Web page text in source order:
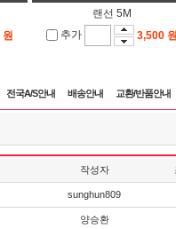
랜선 5M
추가
3,500 원
전국A/S안내 배송안내 교환/반품안내
작성자
sunghun809
양승환